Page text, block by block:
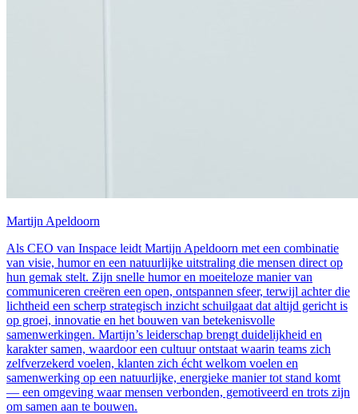
Martijn Apeldoorn
Als CEO van Inspace leidt Martijn Apeldoorn met een combinatie
van visie, humor en een natuurlijke uitstraling die mensen direct op
hun gemak stelt. Zijn snelle humor en moeiteloze manier van
communiceren creëren een open, ontspannen sfeer, terwijl achter die
lichtheid een scherp strategisch inzicht schuilgaat dat altijd gericht is
op groei, innovatie en het bouwen van betekenisvolle
samenwerkingen. Martijn’s leiderschap brengt duidelijkheid en
karakter samen, waardoor een cultuur ontstaat waarin teams zich
zelfverzekerd voelen, klanten zich écht welkom voelen en
samenwerking op een natuurlijke, energieke manier tot stand komt
— een omgeving waar mensen verbonden, gemotiveerd en trots zijn
om samen aan te bouwen.